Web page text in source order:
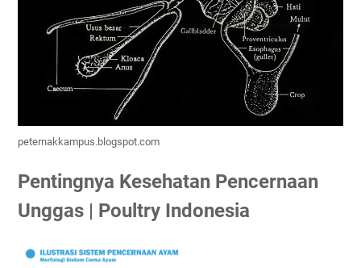
peternakkampus.blogspot.com
Pentingnya Kesehatan Pencernaan
Unggas | Poultry Indonesia